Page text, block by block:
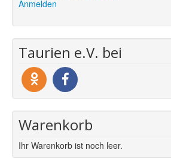
Anmelden
Taurien e.V. bei
Warenkorb
Ihr Warenkorb ist noch leer.